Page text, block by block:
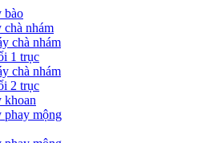
bào
chà nhám
chà nhám
1 trục
chà nhám
2 trục
khoan
phay mộng